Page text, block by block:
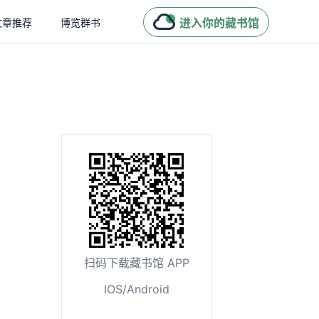
章推荐 博览群书 进入你的藏书馆
扫码下载藏书馆 APP
IOS/Android